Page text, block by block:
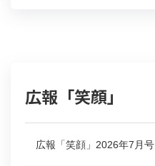
広報「笑顔」
広報「笑顔」2026年7月号